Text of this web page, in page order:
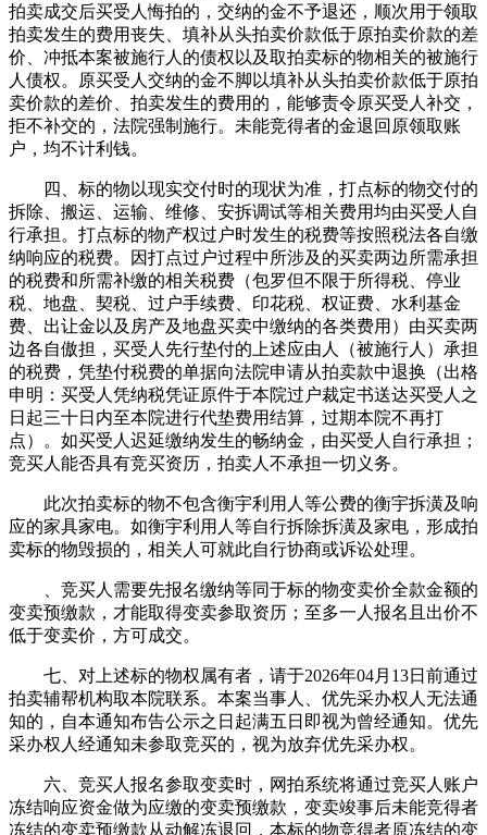
拍卖成交后买受人悔拍的，交纳的金不予退还，顺次用于领取
拍卖发生的费用丧失、填补从头拍卖价款低于原拍卖价款的差
价、冲抵本案被施行人的债权以及取拍卖标的物相关的被施行
人债权。原买受人交纳的金不脚以填补从头拍卖价款低于原拍
卖价款的差价、拍卖发生的费用的，能够责令原买受人补交，
拒不补交的，法院强制施行。未能竞得者的金退回原领取账
户，均不计利钱。
四、标的物以现实交付时的现状为准，打点标的物交付的
拆除、搬运、运输、维修、安拆调试等相关费用均由买受人自
行承担。打点标的物产权过户时发生的税费等按照税法各自缴
纳响应的税费。因打点过户过程中所涉及的买卖两边所需承担
的税费和所需补缴的相关税费（包罗但不限于所得税、停业
税、地盘、契税、过户手续费、印花税、权证费、水利基金
费、出让金以及房产及地盘买卖中缴纳的各类费用）由买卖两
边各自傲担，买受人先行垫付的上述应由人（被施行人）承担
的税费，凭垫付税费的单据向法院申请从拍卖款中退换（出格
申明：买受人凭纳税凭证原件于本院过户裁定书送达买受人之
日起三十日内至本院进行代垫费用结算，过期本院不再打
点）。如买受人迟延缴纳发生的畅纳金，由买受人自行承担；
竞买人能否具有竞买资历，拍卖人不承担一切义务。
此次拍卖标的物不包含衡宇利用人等公费的衡宇拆潢及响
应的家具家电。如衡宇利用人等自行拆除拆潢及家电，形成拍
卖标的物毁损的，相关人可就此自行协商或诉讼处理。
、竞买人需要先报名缴纳等同于标的物变卖价全款金额的
变卖预缴款，才能取得变卖参取资历；至多一人报名且出价不
低于变卖价，方可成交。
七、对上述标的物权属有者，请于2026年04月13日前通过
拍卖辅帮机构取本院联系。本案当事人、优先采办权人无法通
知的，自本通知布告公示之日起满五日即视为曾经通知。优先
采办权人经通知未参取竞买的，视为放弃优先采办权。
六、竞买人报名参取变卖时，网拍系统将通过竞买人账户
冻结响应资金做为应缴的变卖预缴款，变卖竣事后未能竞得者
冻结的变卖预缴款从动解冻退回，本标的物竞得者原冻结的变